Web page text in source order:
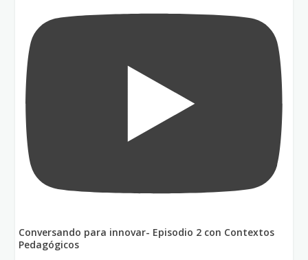
Conversando para innovar- Episodio 2 con Contextos
Pedagógicos